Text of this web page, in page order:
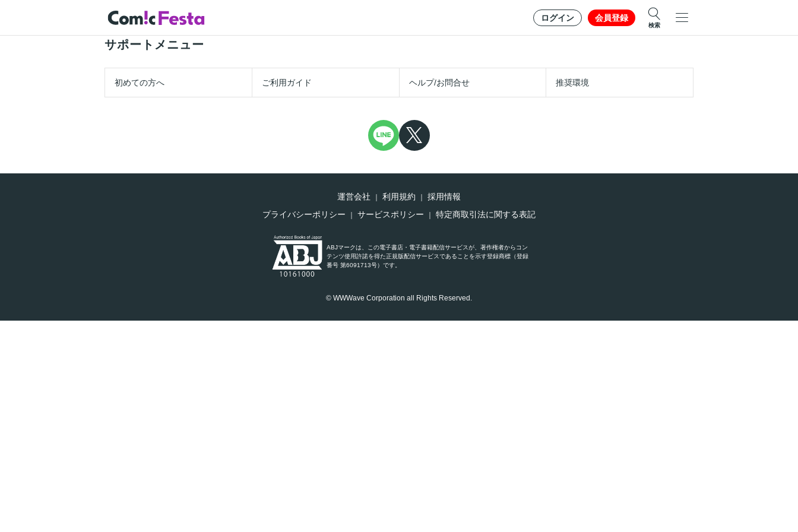
ログイン 会員登録
検索
サポートメニュー
初めての方へ ご利用ガイド ヘルプ/お問合せ 推奨環境
運営会社 利用規約
採用情報
プライバシーポリシー
サービスポリシー 特定商取引法に関する表記
ABJマークは、この電子書店・電子書籍配信サービスが、著作権者からコン
テンツ使用許諾を得た正規版配信サービスであることを示す登録商標（登録
番号 第6091713号）です。
© WWWave Corporation all Rights Reserved.